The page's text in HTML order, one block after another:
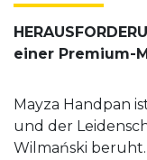
einer Premium-
Mayza Handpan
und der
Wilmański